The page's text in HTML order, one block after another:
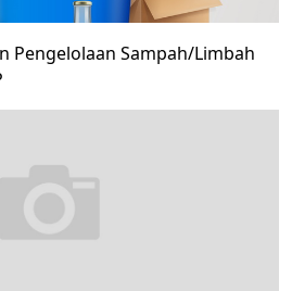
Pengelolaan Sampah/Limbah